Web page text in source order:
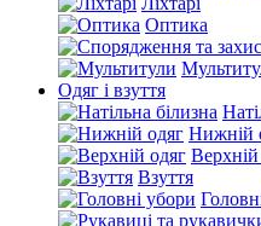
Оптика
Одяг і взуття
Нижній
Взуття